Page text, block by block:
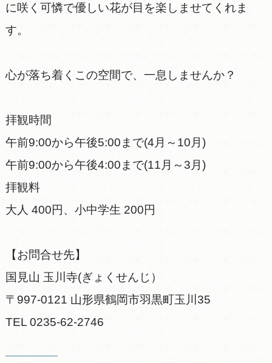
に咲く可憐で優しい花が目を楽しませてくれま
す。
心が落ち着くこの空間で、一息しませんか？
拝観時間
午前9:00から午後5:00まで(4月～10月)
午前9:00から午後4:00まで(11月～3月)
拝観料
大人 400円、小中学生 200円
【お問合せ先】
国見山 玉川寺(ぎょくせんじ）
〒997-0121 山形県鶴岡市羽黒町玉川35
TEL 0235-62-2746